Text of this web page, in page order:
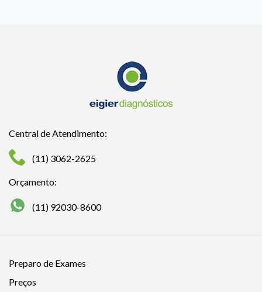
Central de Atendimento:
(11) 3062-2625
Orçamento:
(11) 92030-8600
Preparo de Exames
Preços